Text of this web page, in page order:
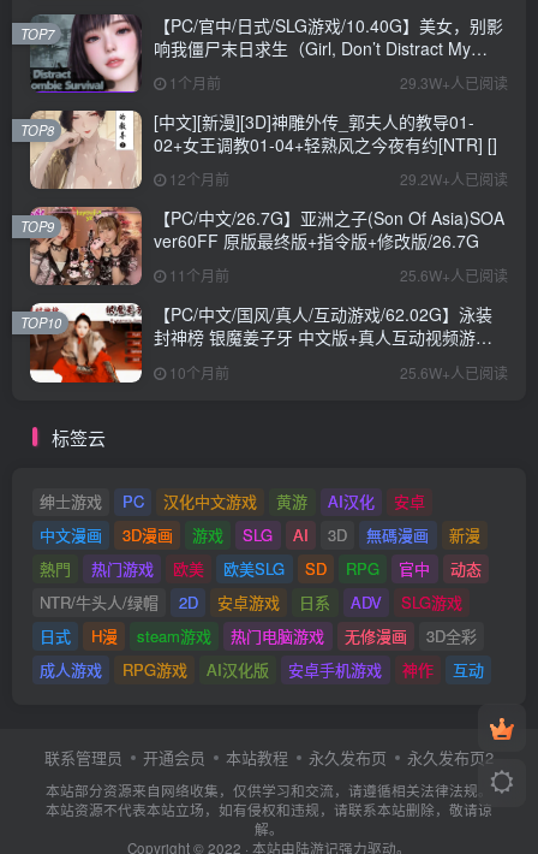
【PC/官中/日式/SLG游戏/10.40G】美女，别影
响我僵尸末日求生（Girl, Don’t Distract My
Zombie Survival）官中步兵版+日式SLG游戏
+10.40G
1个月前 29.3W+人已阅读
TOP7
[中文][新漫][3D]神雕外传_郭夫人的教导01-
02+女王调教01-04+轻熟风之今夜有约[NTR] []
12个月前 29.2W+人已阅读
TOP8
【PC/中文/26.7G】亚洲之子(Son Of Asia)SOA
ver60FF 原版最终版+指令版+修改版/26.7G
11个月前 25.6W+人已阅读
TOP9
【PC/中文/国风/真人/互动游戏/62.02G】泳装
封神榜 银魔姜子牙 中文版+真人互动视频游戏
+62.02G
10个月前 25.6W+人已阅读
TOP10
标签云
绅士游戏 PC 汉化中文游戏 黄游 AI汉化
安卓
中文漫画
3D漫画 游戏 SLG AI 3D 無碼漫画
新漫
熱門
热门游戏 欧美 欧美SLG SD RPG 官中
动态
NTR/牛头人/绿帽
2D 安卓游戏 日系 ADV
SLG游戏
日式
H漫 steam游戏 热门电脑游戏 无修漫画
3D全彩
成人游戏
RPG游戏 AI汉化版 安卓手机游戏 神作 互动
联系管理员 开通会员 本站教程 永久发布页 永久发布页2
本站部分资源来自网络收集，仅供学习和交流，请遵循相关法律法规。
本站资源不代表本站立场，如有侵权和违规，请联系本站删除，敬请谅
解。
Copyright © 2022 · 本站由陆游记强力驱动。